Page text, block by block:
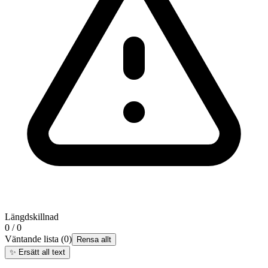
Längdskillnad
0 / 0
Väntande lista (0)
Rensa allt
✨ Ersätt all text